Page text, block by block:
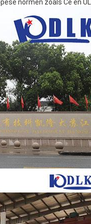
normen zoals Ce en UL.